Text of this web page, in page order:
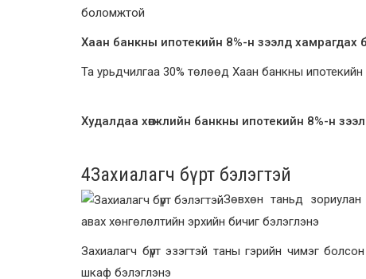
боломжтой
Хаан банкны ипотекийн 8%-н зээлд хамрагдах
Та урьдчилгаа 30% төлөөд Хаан банкны
Худалдаа хөгжлийн банкны ипотекийн 8%-н
4Захиалагч бүрт бэлэгтэй
Зөвхөн таньд
авах хөнгөлөлтийн эрхийн бичиг бэлэглэнэ
Захиалагч бүрт эзэгтэй таны гэрийн чимэг
шкаф бэлэглэнэ